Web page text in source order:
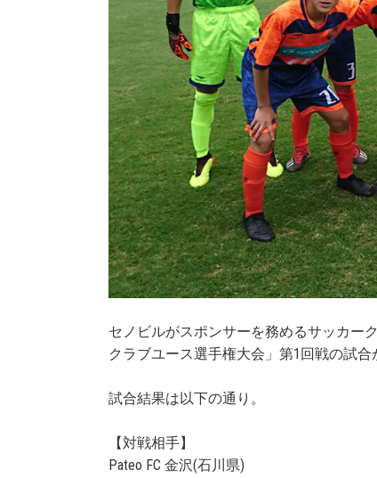
セノビルがスポンサーを務めるサッカー
クラブユース選手権大会」第1回戦の試合
試合結果は以下の通り。
【対戦相手】
Pateo FC 金沢(石川県)